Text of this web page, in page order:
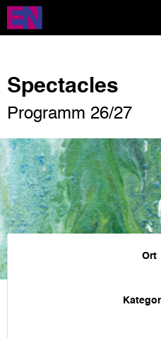
Direkt
zum
Inhalt
Spectacles
Programm 26/27
Ort